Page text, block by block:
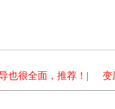
很全面，推荐！ 变